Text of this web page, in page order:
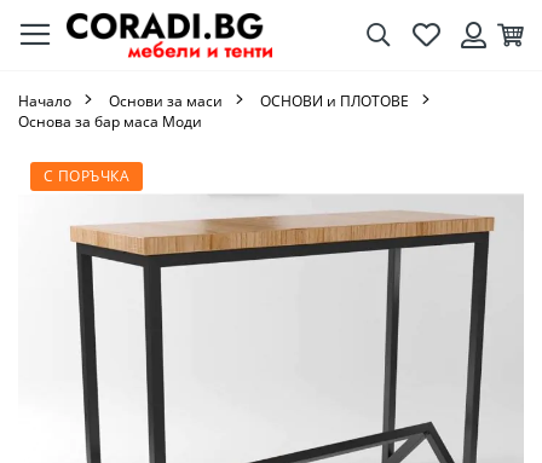
ТърсенеЛюбими
Начало Основи за маси
ОСНОВИ и ПЛОТОВЕ
Основа за бар маса Моди
С ПОРЪЧКА
Преминете
към
галерията
изображенията